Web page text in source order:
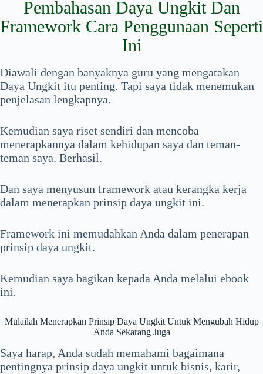
Pembahasan Daya Ungkit Dan
Framework Cara Penggunaan Seperti
Ini
Diawali dengan banyaknya guru yang mengatakan
Daya Ungkit itu penting. Tapi saya tidak menemukan
penjelasan lengkapnya.
Kemudian saya riset sendiri dan mencoba
menerapkannya dalam kehidupan saya dan teman-
teman saya. Berhasil.
Dan saya menyusun framework atau kerangka kerja
dalam menerapkan prinsip daya ungkit ini.
Framework ini memudahkan Anda dalam penerapan
prinsip daya ungkit.
Kemudian saya bagikan kepada Anda melalui ebook
ini.
Mulailah Menerapkan Prinsip Daya Ungkit Untuk Mengubah Hidup
Anda Sekarang Juga
Saya harap, Anda sudah memahami bagaimana
pentingnya prinsip daya ungkit untuk bisnis, karir,